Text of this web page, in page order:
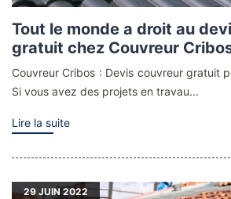
Tout le monde a droit au
gratuit chez Couvreur
Couvreur Cribos : Devis couvreur gratuit
Si vous avez des projets en travau...
Lire la suite
29 JUIN 2022